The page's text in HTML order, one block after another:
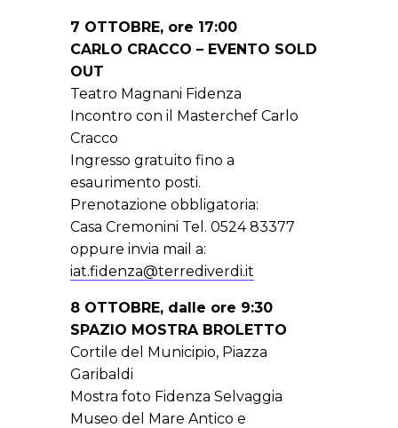
7 OTTOBRE, ore 17:00
CARLO CRACCO – EVENTO SOLD
OUT
Teatro Magnani Fidenza
Incontro con il Masterchef Carlo
Cracco
Ingresso gratuito fino a
esaurimento posti.
Prenotazione obbligatoria:
Casa Cremonini Tel. 0524 83377
oppure invia mail a:
iat.fidenza@terrediverdi.it
8 OTTOBRE, dalle ore 9:30
SPAZIO MOSTRA BROLETTO
Cortile del Municipio, Piazza
Garibaldi
Mostra foto Fidenza Selvaggia
Museo del Mare Antico e